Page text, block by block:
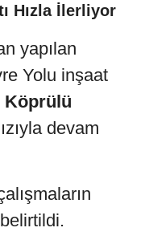
Hızla İlerliyor
yapılan
Yolu inşaat
Köprülü
devam